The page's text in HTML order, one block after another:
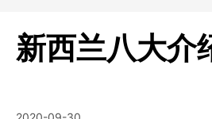
新西兰八大介